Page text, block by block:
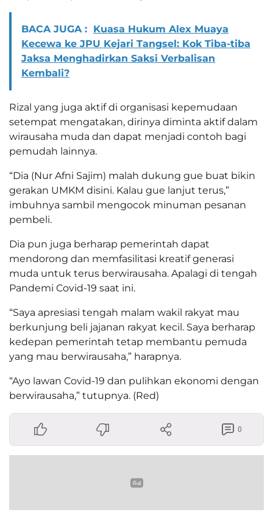
BACA JUGA : Kuasa Hukum Alex Muaya
Kecewa ke JPU Kejari Tangsel: Kok Tiba-tiba
Jaksa Menghadirkan Saksi Verbalisan
Kembali?
Rizal yang juga aktif di organisasi kepemudaan
setempat mengatakan, dirinya diminta aktif dalam
wirausaha muda dan dapat menjadi contoh bagi
pemudah lainnya.
“Dia (Nur Afni Sajim) malah dukung gue buat bikin
gerakan UMKM disini. Kalau gue lanjut terus,”
imbuhnya sambil mengocok minuman pesanan
pembeli.
Dia pun juga berharap pemerintah dapat
mendorong dan memfasilitasi kreatif generasi
muda untuk terus berwirausaha. Apalagi di tengah
Pandemi Covid-19 saat ini.
“Saya apresiasi tengah malam wakil rakyat mau
berkunjung beli jajanan rakyat kecil. Saya berharap
kedepan pemerintah tetap membantu pemuda
yang mau berwirausaha,” harapnya.
“Ayo lawan Covid-19 dan pulihkan ekonomi dengan
berwirausaha,” tutupnya. (Red)
0